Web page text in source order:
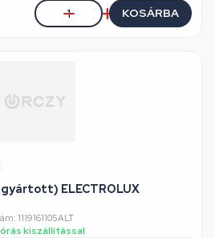
KOSÁRBA
ELECTROLUX
1119161105ALT
kiszállítással